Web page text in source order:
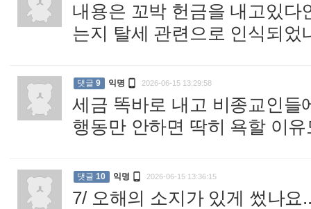
내용은 꼬박 헌금을 내고있다
는지 탈세 관련으로 인식되
댓글 9 익명  2026-06-15 13:29:58
세금 똑바로 내고 비종교인들
행동만 안하면 딱히 욕할 이
댓글 10 익명  2026-06-15 13:36:15
7/ 오해의 소지가 있게 썼나